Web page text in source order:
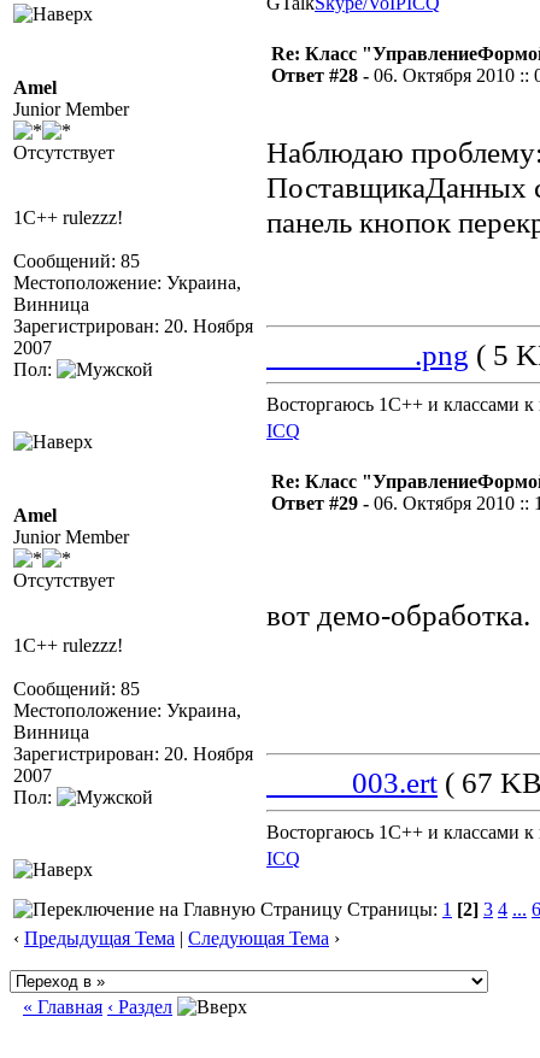
Amel
Junior Member
Отсутствует
1С++ rulezzz!
Сообщений: 85
Местоположение: Украина,
Винница
Зарегистрирован: 20. Ноября
2007
Пол:
Re: Класс
Ответ #28 - 06. Октября 2010 ::
Наблюдаю проблему:
ПоставщикаДанных
панель кнопок
_________.png ( 5
Восторгаюсь 1С++ и классами к
ICQ
Amel
Junior Member
Отсутствует
1С++ rulezzz!
Сообщений: 85
Местоположение: Украина,
Винница
Зарегистрирован: 20. Ноября
2007
Пол:
Re: Класс
Ответ #29 - 06. Октября 2010 ::
вот демо-обработка.
_____003.ert ( 67
Восторгаюсь 1С++ и классами к
ICQ
Страницы: 1 [2] 3 4 ... 6
‹ Предыдущая Тема | Следующая Тема ›
« Главная ‹ Раздел